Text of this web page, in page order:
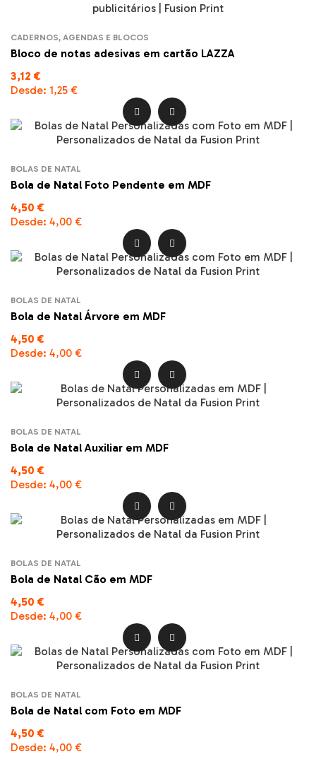
CADERNOS, AGENDAS E BLOCOS
Bloco de notas adesivas em cartão LAZZA
3,12 €
Desde: 1,25 €
 
BOLAS DE NATAL
Bola de Natal Foto Pendente em MDF
4,50 €
Desde: 4,00 €
 
BOLAS DE NATAL
Bola de Natal Árvore em MDF
4,50 €
Desde: 4,00 €
 
BOLAS DE NATAL
Bola de Natal Auxiliar em MDF
4,50 €
Desde: 4,00 €
 
BOLAS DE NATAL
Bola de Natal Cão em MDF
4,50 €
Desde: 4,00 €
 
BOLAS DE NATAL
Bola de Natal com Foto em MDF
4,50 €
Desde: 4,00 €